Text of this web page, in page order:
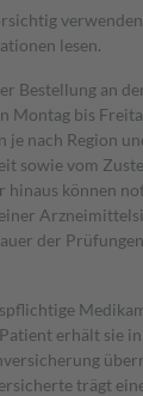
lesen.
Bestellung an
Montag bis
je nach Region
sowie vom
hinaus können
der
erhält sie
trägt